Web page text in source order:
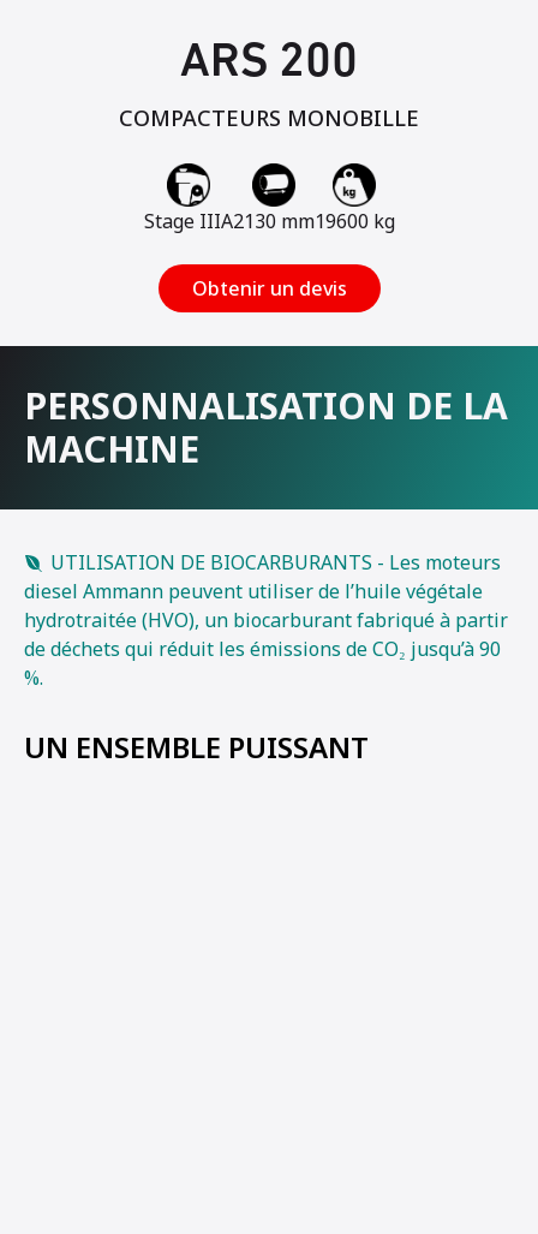
ARS 200
COMPACTEURS MONOBILLE
Stage IIIA2130 mm19600 kg
Obtenir un devis
PERSONNALISATION DE LA
MACHINE
UTILISATION DE BIOCARBURANTS - Les moteurs
diesel Ammann peuvent utiliser de l’huile végétale
hydrotraitée (HVO), un biocarburant fabriqué à partir
de déchets qui réduit les émissions de CO₂ jusqu’à 90
%.
UN ENSEMBLE PUISSANT